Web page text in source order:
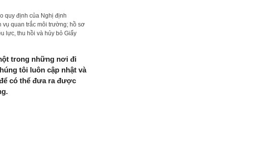
quy định của Nghị định
vụ quan trắc môi trường; hồ sơ
lực, thu hồi và hủy bỏ Giấy
trong những nơi đi
tôi luôn cập nhật và
có thể đưa ra được